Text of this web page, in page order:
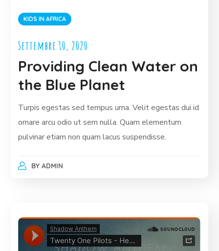
KIDS IN AFRICA
Settembre 10, 2020
Providing Clean Water on
the Blue Planet
Turpis egestas sed tempus urna. Velit egestas dui id
ornare arcu odio ut sem nulla. Quam elementum
pulvinar etiam non quam lacus suspendisse.
BY ADMIN